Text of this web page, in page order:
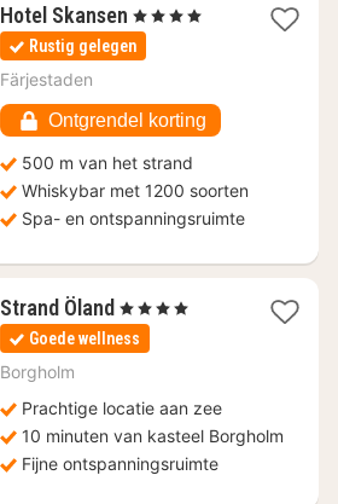
Hotel Skansen 1
nacht
vanaf
113,03
, 4 Sterren
Rustig gelegen
Färjestaden
Ontgrendel korting
500 m van het strand
Whiskybar met 1200 soorten
Spa- en ontspanningsruimte
Strand Öland 1
nacht
vanaf
, 4 Sterren
Goede wellness
Borgholm
Prachtige locatie aan zee
10 minuten van kasteel Borgholm
Fijne ontspanningsruimte